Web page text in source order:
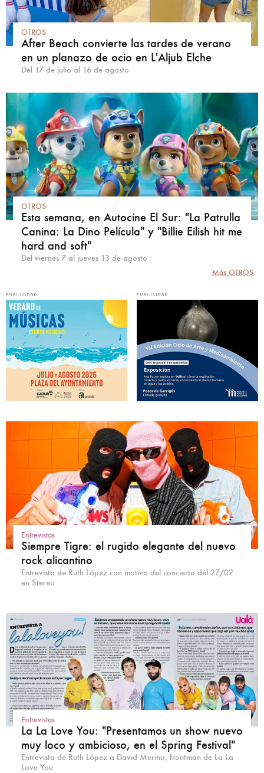
OTROS
After Beach convierte las tardes de verano
en un planazo de ocio en L'Aljub Elche
Del 17 de julio al 16 de agosto
OTROS
Esta semana, en Autocine El Sur: "La Patrulla
Canina: La Dino Película" y "Billie Eilish hit me
hard and soft"
Del viernes 7 al jueves 13 de agosto
Más OTROS
Entrevistas
Siempre Tigre: el rugido elegante del nuevo
rock alicantino
Entrevista de Ruth López con motivo del concierto del 27/02
en Stereo
Entrevistas
La La Love You: "Presentamos un show nuevo
muy loco y ambicioso, en el Spring Festival"
Entrevista de Ruth López a David Merino, frontman de La La
Love You